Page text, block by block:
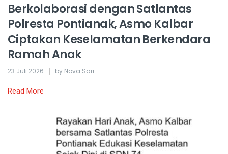
Berkolaborasi dengan Satlantas
Polresta Pontianak, Asmo Kalbar
Ciptakan Keselamatan Berkendara
Ramah Anak
23 Juli 2026 by Nova Sari
Read More